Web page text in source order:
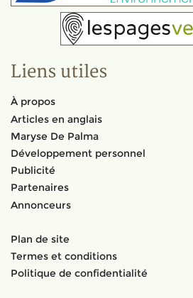
Liens utiles
À propos
Articles en anglais
Maryse De Palma
Développement personnel
Publicité
Partenaires
Annonceurs
Plan de site
Termes et conditions
Politique de confidentialité